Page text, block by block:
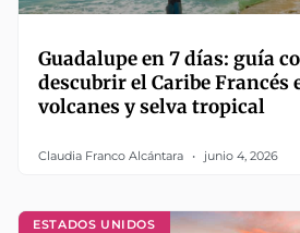
Guadalupe en 7 días: guía
descubrir el Caribe Francés
volcanes y selva tropical
Claudia Franco Alcántara junio 4, 2026
ESTADOS UNIDOS